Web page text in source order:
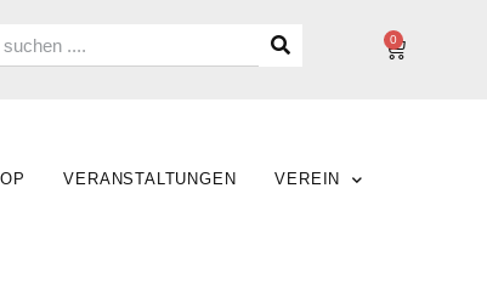
0
VERANSTALTUNGEN VEREIN